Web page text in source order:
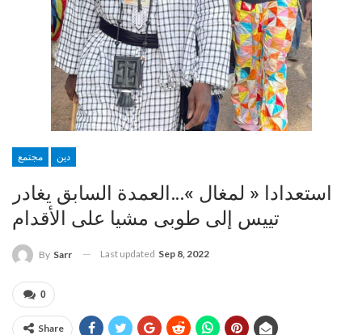
مجتمع دين
استعدادا « لمغال »…العمدة السابق يغادر
تييس إلى طوبى مشيا على الأقدام
By Sarr Last updated Sep 8, 2022
0
Share